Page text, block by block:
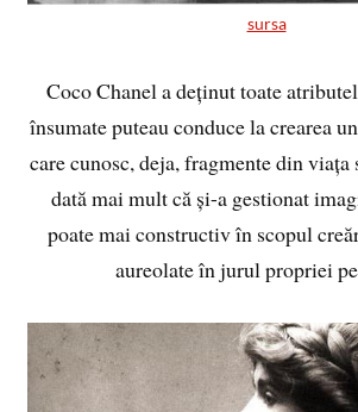
sursa
Coco Chanel a deținut toate
însumate puteau conduce la crearea
care cunosc, deja, fragmente din viața
dată mai mult că și-a gestionat
poate mai constructiv în scopul
aureolate în jurul propriei